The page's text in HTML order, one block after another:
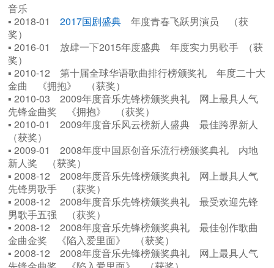
音乐
▪ 2018-01 2017国剧盛典年度青春飞跃男演员 （获
奖）
▪ 2016-01 放肆一下2015年度盛典 年度实力男歌手 （获
奖）
▪ 2010-12 第十届全球华语歌曲排行榜颁奖礼 年度二十大
金曲 《拥抱》 （获奖）
▪ 2010-03 2009年度音乐先锋榜颁奖典礼 网上最具人气
先锋金曲奖 《拥抱》 （获奖）
▪ 2010-01 2009年度音乐风云榜新人盛典 最佳跨界新人
（获奖）
▪ 2009-01 2008年度中国原创音乐流行榜颁奖典礼 内地
新人奖 （获奖）
▪ 2008-12 2008年度音乐先锋榜颁奖典礼 网上最具人气
先锋男歌手 （获奖）
▪ 2008-12 2008年度音乐先锋榜颁奖典礼 最受欢迎先锋
男歌手五强 （获奖）
▪ 2008-12 2008年度音乐先锋榜颁奖典礼 最佳创作歌曲
金曲金奖 《陷入爱里面》 （获奖）
▪ 2008-12 2008年度音乐先锋榜颁奖典礼 网上最具人气